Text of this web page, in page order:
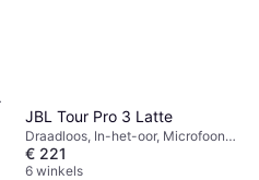
JBL Tour Pro 3 Latte
Draadloos, In-het-oor, Microfoon,
Actieve ruisonderdrukking,
Bluetooth
€ 221
6 winkels